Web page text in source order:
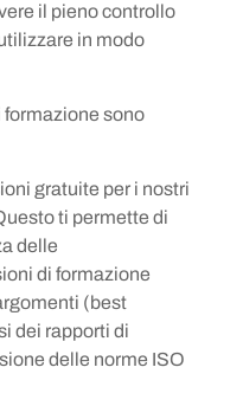
il pieno controllo
in modo
formazione sono
gratuite per i nostri
ti permette di
delle
di formazione
(best
dei rapporti di
delle norme ISO